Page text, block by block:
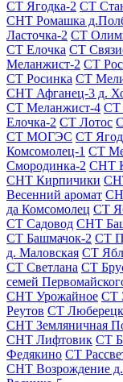
СТ Ягодка-2 СТ
СНТ Ромашка
Ласточка-2 СТ
СТ Елочка СТ
Меланжист-2 СТ
СТ Росинка СТ
СНТ Афганец-3 д.
СТ Меланжист-4 СТ
Елочка-2 СТ Лотос
СТ МОГЭС СТ
Комсомолец-1 СТ
Смородинка-2 СНТ
СНТ Кирпичики
Весенний аромат
да Комсомолец СТ
СТ Садовод СНТ
СТ Башмачок-2 СТ
д. Маловская СТ
СТ Светлана СТ
семей
СНТ Урожайное СТ
Реутов СТ
СНТ Земляничная
СНТ Лифтовик СТ
Федякино СТ
СНТ Возрождение